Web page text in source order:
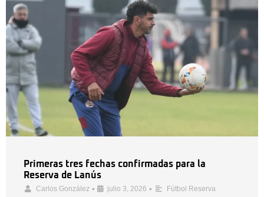
Primeras tres fechas confirmadas para la
Reserva de Lanús
Carlos González • julio 3, 2026 • Fútbol Reserva